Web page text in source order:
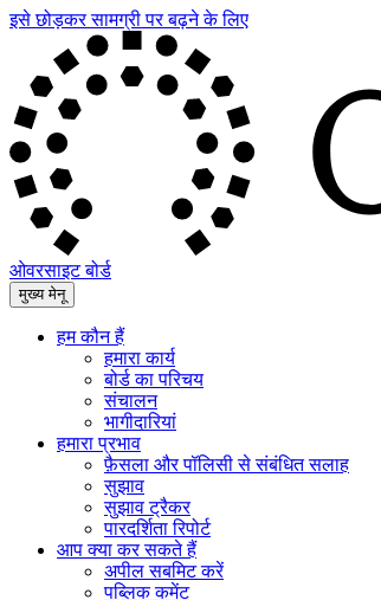
इसे छोड़कर सामग्री पर बढ़ने के लिए
ओवरसाइट बोर्ड
मुख्य मेनू
हम कौन हैं
हमारा कार्य
बोर्ड का परिचय
संचालन
भागीदारियां
हमारा प्रभाव
फ़ैसला और पॉलिसी से संबंधित सलाह
सुझाव
सुझाव ट्रैकर
पारदर्शिता रिपोर्ट
आप क्या कर सकते हैं
अपील सबमिट करें
पब्लिक कमेंट